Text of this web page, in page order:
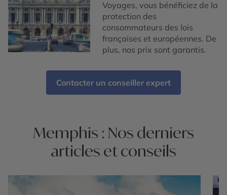
Voyages, vous bénéficiez de la
protection des
consommateurs des lois
françaises et européennes. De
plus, nos prix sont garantis.
Contacter un conseiller expert
Memphis : Nos derniers
articles et conseils